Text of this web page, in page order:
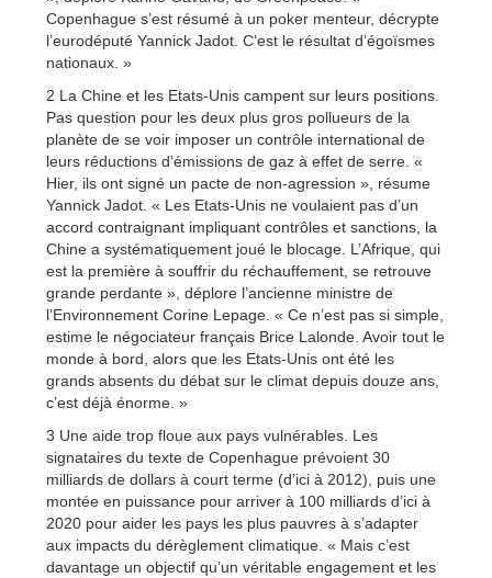
Copenhague s’est résumé à un poker menteur, décrypte
l’eurodéputé Yannick Jadot. C’est le résultat d’égoïsmes
nationaux. »
2 La Chine et les Etats-Unis campent sur leurs positions.
Pas question pour les deux plus gros pollueurs de la
planète de se voir imposer un contrôle international de
leurs réductions d’émissions de gaz à effet de serre. «
Hier, ils ont signé un pacte de non-agression », résume
Yannick Jadot. « Les Etats-Unis ne voulaient pas d’un
accord contraignant impliquant contrôles et sanctions, la
Chine a systématiquement joué le blocage. L’Afrique, qui
est la première à souffrir du réchauffement, se retrouve
grande perdante », déplore l’ancienne ministre de
l’Environnement Corine Lepage. « Ce n’est pas si simple,
estime le négociateur français Brice Lalonde. Avoir tout le
monde à bord, alors que les Etats-Unis ont été les
grands absents du débat sur le climat depuis douze ans,
c’est déjà énorme. »
3 Une aide trop floue aux pays vulnérables. Les
signataires du texte de Copenhague prévoient 30
milliards de dollars à court terme (d’ici à 2012), puis une
montée en puissance pour arriver à 100 milliards d’ici à
2020 pour aider les pays les plus pauvres à s’adapter
aux impacts du dérèglement climatique. « Mais c’est
davantage un objectif qu’un véritable engagement et les